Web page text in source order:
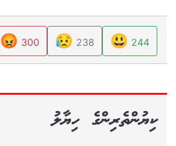
244
😃
238
😥
300
😡
ކިޔުންތެރިންގެ ހިޔާލު